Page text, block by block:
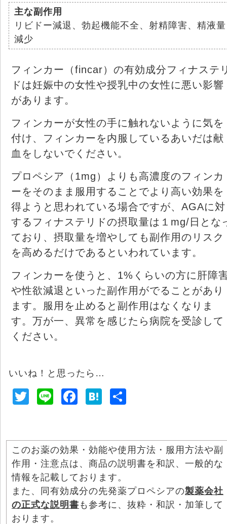
主な副作用
リビドー減退、勃起機能不全、射精障害、精液量
減少
フィンカー（fincar）の有効成分フィナステ
ドは妊娠中の女性や授乳中の女性に悪い影響
があります。
フィンカーが女性の手に触れないように気を
付け、フィンカーを内服しているあいだは献
血をしないでください。
プロペシア（1mg）よりも高濃度のフィンカ
ーをそのまま服用することでより高い効果を
得ようと思われている場合ですが、AGAに対
するフィナステリドの摂取量は１mg/日とな
ており、摂取量を増やしても副作用のリスク
を高めるだけであるといわれています。
フィンカーを使うと、1%くらいの方に肝障
や性欲減退といった副作用がでることがあり
ます。服用を止めると副作用はなくなりま
す。万が一、異常を感じたら病院を受診して
ください。
いいね！と思ったら…
T
er
Li
e
b
o
o
k
H
n
a
このお薬の効果・効能や使用方法・服用方法や副
作用・注意点は、商品の説明書を和訳、一般的な
情報を記載しております。
また、同有効成分の先発薬プロペシアの製薬会社
の正式な説明書 も参考に、抜粋・和訳・加筆して
おります。